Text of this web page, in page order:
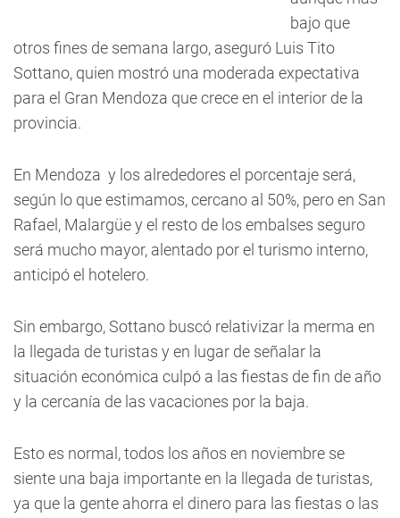
bajo que
otros fines de semana largo, aseguró Luis Tito
Sottano, quien mostró una moderada expectativa
para el Gran Mendoza que crece en el interior de la
provincia.
En Mendoza y los alrededores el porcentaje será,
según lo que estimamos, cercano al 50%, pero en San
Rafael, Malargüe y el resto de los embalses seguro
será mucho mayor, alentado por el turismo interno,
anticipó el hotelero.
Sin embargo, Sottano buscó relativizar la merma en
la llegada de turistas y en lugar de señalar la
situación económica culpó a las fiestas de fin de año
y la cercanía de las vacaciones por la baja.
Esto es normal, todos los años en noviembre se
siente una baja importante en la llegada de turistas,
ya que la gente ahorra el dinero para las fiestas o las